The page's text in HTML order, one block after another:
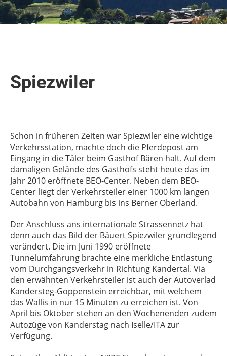
Spiezwiler
Schon in früheren Zeiten warSpiezwiler eine wichtige
Verkehrsstation, machte doch die Pferdepost am
Eingang in die Täler beim Gasthof Bären halt. Auf dem
damaligen Gelände des Gasthofs steht heute das im
Jahr 2010 eröffnete BEO-Center. Neben dem BEO-
Center liegt der Verkehrsteiler einer 1000 km langen
Autobahn von Hamburg bis ins Berner Oberland.
Der Anschluss ans internationale Strassennetz hat
denn auch das Bild der BäuertSpiezwiler grundlegend
verändert. Die im Juni 1990 eröffnete
Tunnelumfahrung brachte eine merkliche Entlastung
vom Durchgangsverkehr in Richtung Kandertal. Via
den erwähnten Verkehrsteiler ist auch der Autoverlad
Kandersteg-Goppenstein erreichbar, mit welchem
das Wallis in nur 15 Minuten zu erreichen ist. Von
April bis Oktober stehen an den Wochenenden zudem
Autozüge von Kanderstag nach Iselle/ITA zur
Verfügung.